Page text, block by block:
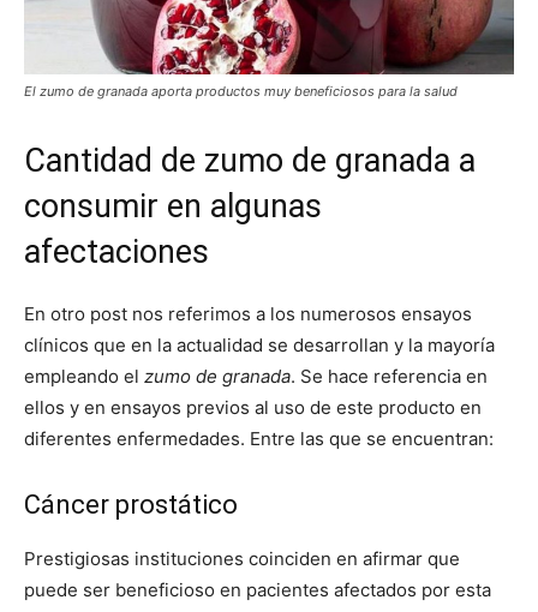
El zumo de granada aporta productos muy beneficiosos para la salud
Cantidad de zumo de granada a
consumir en algunas
afectaciones
En otro post nos referimos a los numerosos ensayos
clínicos que en la actualidad se desarrollan y la mayoría
empleando el zumo de granada. Se hace referencia en
ellos y en ensayos previos al uso de este producto en
diferentes enfermedades. Entre las que se encuentran:
Cáncer prostático
Prestigiosas instituciones coinciden en afirmar que
puede ser beneficioso en pacientes afectados por esta